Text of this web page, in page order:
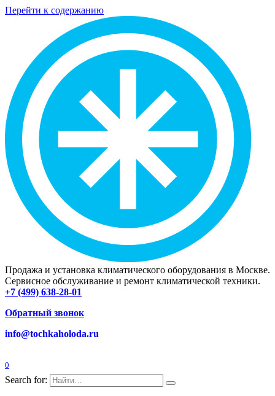
Перейти к содержанию
Продажа и установка климатического оборудования в Москве.
Сервисное обслуживание и ремонт климатической техники.
+7 (499) 638-28-01
Обратный звонок
info@tochkaholoda.ru
0
Search for: